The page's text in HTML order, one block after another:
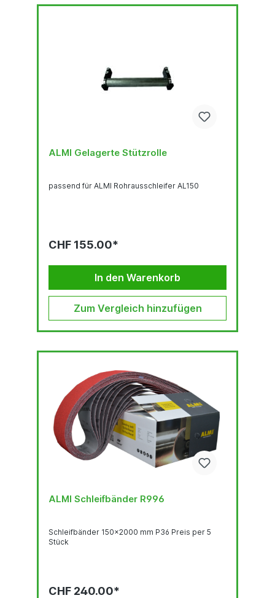
ALMI Gelagerte Stützrolle
passend für ALMI Rohrausschleifer AL150
CHF 155.00*
In den Warenkorb
Zum Vergleich hinzufügen
ALMI Schleifbänder R996
Schleifbänder 150x2000 mm P36 Preis per 5
Stück
CHF 240.00*